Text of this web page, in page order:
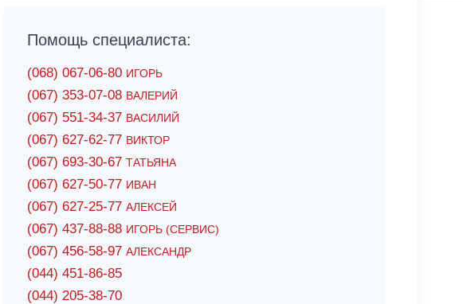
Помощь специалиста:
(068) 067-06-80 ИГОРЬ
(067) 353-07-08 ВАЛЕРИЙ
(067) 551-34-37 ВАСИЛИЙ
(067) 627-62-77 ВИКТОР
(067) 693-30-67 ТАТЬЯНА
(067) 627-50-77 ИВАН
(067) 627-25-77 АЛЕКСЕЙ
(067) 437-88-88 ИГОРЬ (СЕРВИС)
(067) 456-58-97 АЛЕКСАНДР
(044) 451-86-85
(044) 205-38-70